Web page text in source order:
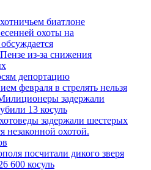
биатлоне
охоты на
из-за снижения
депортацию
февраля в стрелять нельзя
задержали
13 косуль
задержали шестерых
незаконной охотой.
посчитали дикого зверя
600 косуль